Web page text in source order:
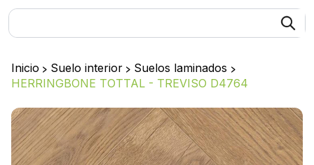
Inicio > Suelo interior > Suelos laminados >
HERRINGBONE TOTTAL - TREVISO D4764